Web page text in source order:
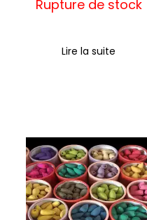
Rupture de stock
Lire la suite